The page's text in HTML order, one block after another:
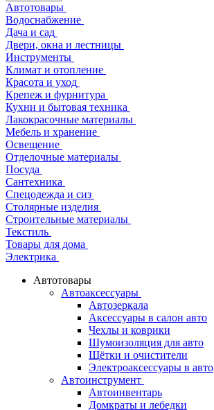
Автотовары
Водоснабжение
Дача и сад
Двери, окна и лестницы
Инструменты
Климат и отопление
Красота и уход
Крепеж и фурнитура
Кухни и бытовая техника
Лакокрасочные материалы
Мебель и хранение
Освещение
Отделочные материалы
Посуда
Сантехника
Спецодежда и сиз
Столярные изделия
Строительные материалы
Текстиль
Товары для дома
Электрика
Автотовары
Автоаксессуары
Автозеркала
Аксессуары в салон авто
Чехлы и коврики
Шумоизоляция для авто
Щётки и очистители
Электроаксессуары в авто
Автоинструмент
Автоинвентарь
Домкраты и лебедки